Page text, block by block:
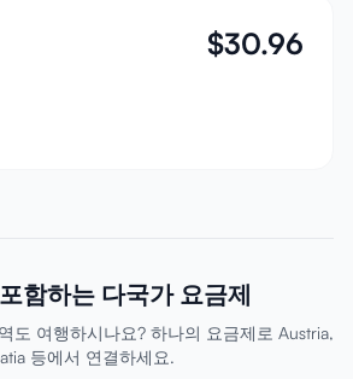
$30.96
함하는 다국가 요금제
도 여행하시나요? 하나의 요금제로 Austria,
등에서 연결하세요.